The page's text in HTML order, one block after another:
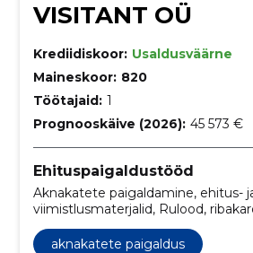
VISITANT OÜ
Krediidiskoor: Usaldusväärne
Maineskoor: 820
Töötajaid: 1
Prognooskäive (2026): 45 573 €
Ehituspaigaldustööd
Aknakatete paigaldamine, ehitus-
viimistlusmaterjalid, Rulood,
aknakatted, tekstiilkardinad,
Paneelkardinad, aknakatete
aknakatete paigaldus